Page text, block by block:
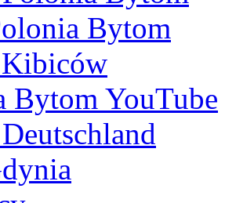
Bytom
Bytom YouTube